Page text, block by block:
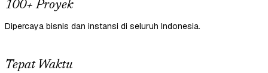
100+ Proyek
Dipercaya bisnis dan instansi di seluruh Indonesia.
Tepat Waktu